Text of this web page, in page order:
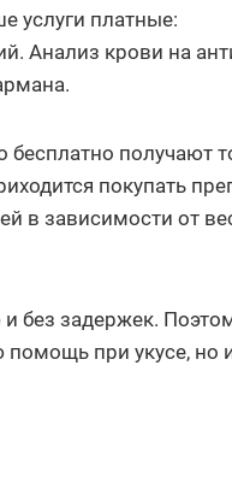
услуги платные:
Анализ крови на
получают
покупать
в зависимости от
без задержек.
при укусе, но